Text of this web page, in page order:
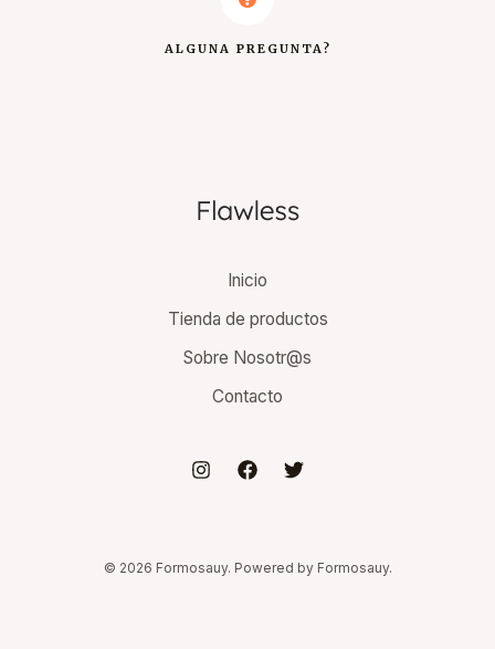
ALGUNA PREGUNTA?
Inicio
Tienda de productos
Sobre Nosotr@s
Contacto
© 2026 Formosauy. Powered by Formosauy.